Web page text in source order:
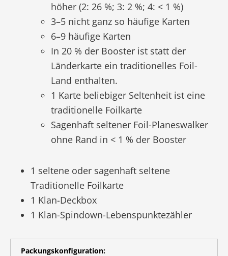
höher (2: 26 %; 3: 2 %; 4: < 1 %)
3–5 nicht ganz so häufige Karten
6–9 häufige Karten
In 20 % der Booster ist statt der
Länderkarte ein traditionelles Foil-
Land enthalten.
1 Karte beliebiger Seltenheit ist eine
traditionelle Foilkarte
Sagenhaft seltener Foil-Planeswalker
ohne Rand in < 1 % der Booster
1 seltene oder sagenhaft seltene
Traditionelle Foilkarte
1 Klan-Deckbox
1 Klan-Spindown-Lebenspunktezähler
Packungskonfiguration: